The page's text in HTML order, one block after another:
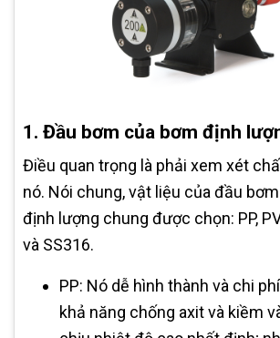
1. Đầu bơm của bơm định
Điều quan trọng là phải xem xét
nó. Nói chung, vật liệu của đầu
định lượng chung được chọn: PP,
và SS316.
PP: Nó dễ hình thành và chi
khả năng chống axit và kiềm